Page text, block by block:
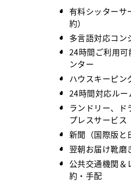
有料シッターサ
約）
多言語対応コン
24時間ご利用可
ンター
ハウスキーピン
24時間対応ルー
ランドリー、ド
プレスサービス
新聞（国際版と
翌朝お届け靴磨
公共交通機関＆
約・手配